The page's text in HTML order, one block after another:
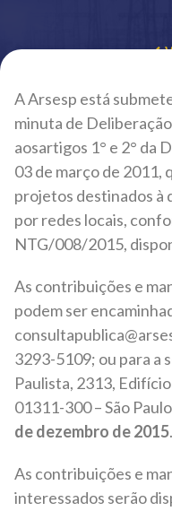
A Arsesp está
minuta de
aosartigos 1° e 2° da
03 de março de 2011,
projetos destinados à
por redes locais,
NTG/008/2015,
As contribuições e
podem ser
3293-5109; ou para a
Paulista, 2313,
01311-300 – São
de dezembro de 2015.
As contribuições e
interessados serão